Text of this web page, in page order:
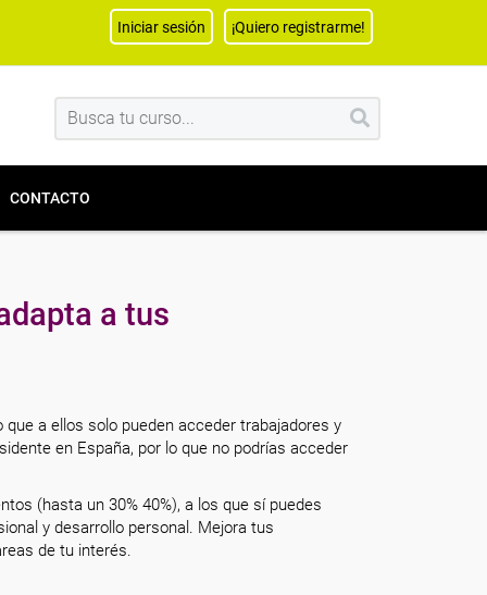
Iniciar sesión ¡Quiero registrarme!
CONTACTO
a tus
a ellos solo pueden acceder trabajadores y
en España, por lo que no podrías acceder
(hasta un 30% 40%), a los que sí puedes
y desarrollo personal. Mejora tus
de tu interés.